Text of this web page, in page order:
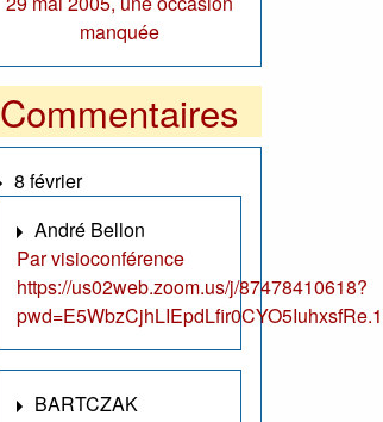
manquée
Commentaires
8 février
André Bellon
Par visioconférence
https://us02web.zoom.us/j/87478410618?
BARTCZAK